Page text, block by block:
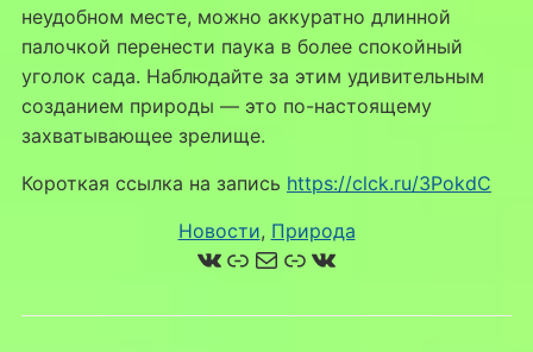
неудобном месте, можно аккуратно длинной
палочкой перенести паука в более спокойный
уголок сада. Наблюдайте за этим удивительным
созданием природы — это по-настоящему
захватывающее зрелище.
Короткая ссылка на запись https://clck.ru/3PokdC
Новости, Природа
ВКонтакте
Ссылка
Почта
Ссылка
ВКонтакте